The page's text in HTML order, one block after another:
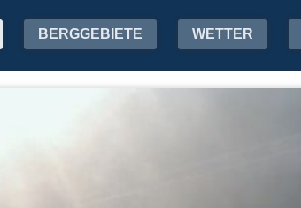
BERGGEBIETE WETTER